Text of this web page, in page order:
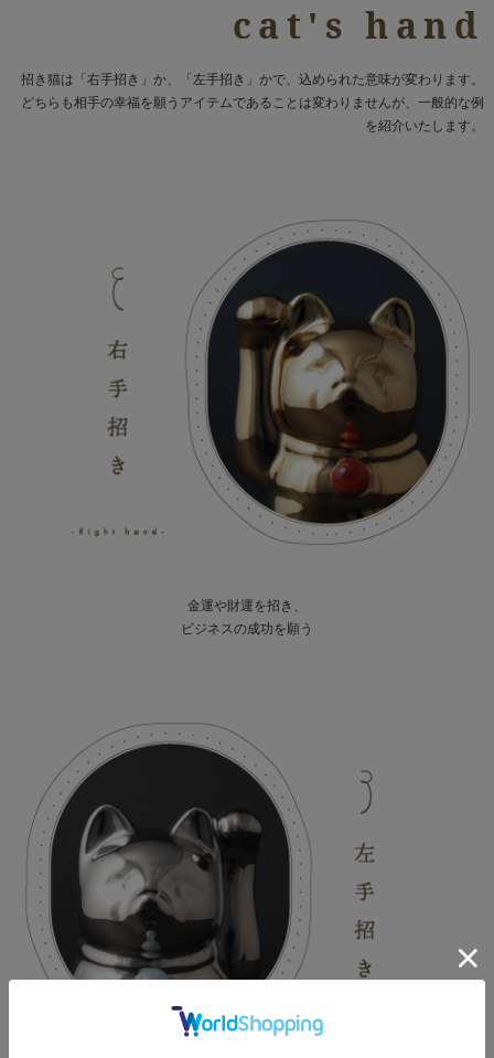
cat's hand
招き猫は「右手招き」か、「左手招き」かで、込められた意味が変わります。
どちらも相手の幸福を願うアイテムであることは変わりませんが、一般的な例
を紹介いたします。
金運や財運を招き、
ビジネスの成功を願う